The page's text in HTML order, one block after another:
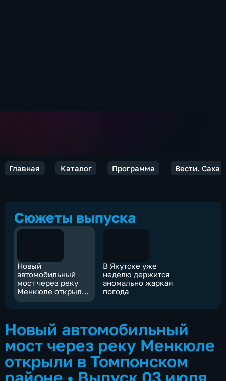
Главная Каталог Программа Вести. Саха
Сюжеты выпуска
Новый
автомобильный
мост через реку
Менкюле открыли
в Томпонском
В Якутске уже
неделю держится
аномально жаркая
погода
Новый автомобильный
мост через реку Менкюле
открыли в Томпонском